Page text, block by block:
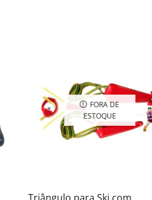
FORA DE
ESTOQUE
Triângulo para Ski com